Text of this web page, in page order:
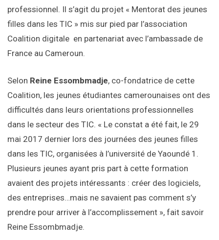
professionnel. Il s’agit du projet « Mentorat des jeunes
filles dans les TIC » mis sur pied par l’association
Coalition digitale en partenariat avec l’ambassade de
France au Cameroun.
Selon Reine Essombmadje, co-fondatrice de cette
Coalition, les jeunes étudiantes camerounaises ont des
difficultés dans leurs orientations professionnelles
dans le secteur des TIC. « Le constat a été fait, le 29
mai 2017 dernier lors des journées des jeunes filles
dans les TIC, organisées à l’université de Yaoundé 1.
Plusieurs jeunes ayant pris part à cette formation
avaient des projets intéressants : créer des logiciels,
des entreprises…mais ne savaient pas comment s’y
prendre pour arriver à l’accomplissement », fait savoir
Reine Essombmadje.